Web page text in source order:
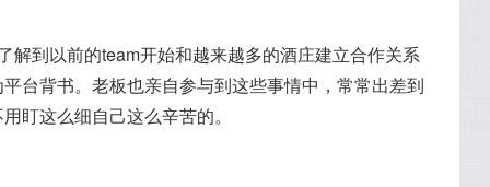
台背书。老板也亲自参与到这些事情中，常常出差到